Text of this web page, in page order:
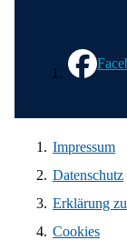
Impressum
Datenschutz
Erklärung
Cookies